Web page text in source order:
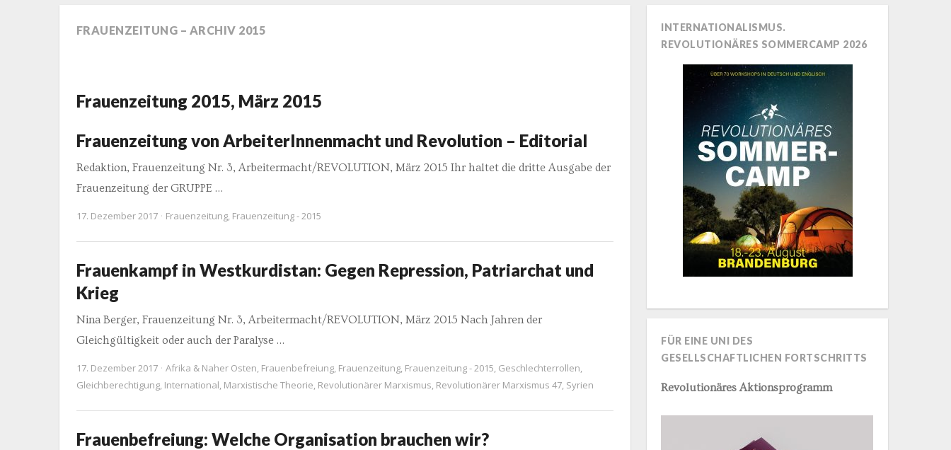
FRAUENZEITUNG – ARCHIV 2015
Frauenzeitung 2015, März 2015
Frauenzeitung von ArbeiterInnenmacht und Revolution – Editorial
Redaktion, Frauenzeitung Nr. 3, Arbeitermacht/REVOLUTION, März 2015 Ihr haltet die dritte Ausgabe der
Frauenzeitung der GRUPPE …
17. Dezember 2017 Frauenzeitung, Frauenzeitung - 2015
Frauenkampf in Westkurdistan: Gegen Repression, Patriarchat und
Krieg
Nina Berger, Frauenzeitung Nr. 3, Arbeitermacht/REVOLUTION, März 2015 Nach Jahren der
Gleichgültigkeit oder auch der Paralyse …
17. Dezember 2017 Afrika & Naher Osten Frauenbefreiung, Frauenzeitung, Frauenzeitung - 2015 Geschlechterrollen
Gleichberechtigung, International Marxistische Theorie Revolutionärer Marxismus Revolutionärer Marxismus 47, Syrien
Frauenbefreiung: Welche Organisation brauchen wir?
INTERNATIONALISMUS.
REVOLUTIONÄRES SOMMERCAMP 2026
FÜR EINE UNI DES
GESELLSCHAFTLICHEN FORTSCHRITTS
Revolutionäres Aktionsprogramm